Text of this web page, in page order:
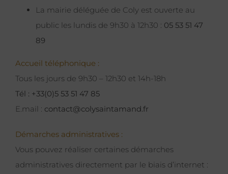
La mairie déléguée de Coly est ouverte au
public les lundis de 9h30 à 12h30 : 05 53 51 47
89
Accueil téléphonique :
Tous les jours de 9h30 – 12h30 et 14h-18h
Tél : +33(0)5 53 51 47 85
E.mail : contact@colysaintamand.fr
Démarches administratives :
Vous pouvez réaliser certaines démarches
administratives directement par le biais d’internet :